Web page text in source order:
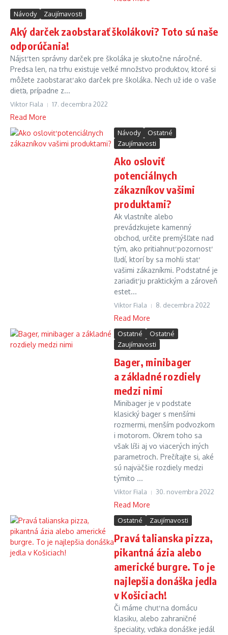
Návody Zaujímavosti
Aký darček zaobstarať školákovi? Toto sú naše
odporúčania!
Nájsť ten správny darček pre školáka je skutočne náročné.
Predsa len, na trhu existuje veľké množstvo produktov, ktoré si
môžete zaobstarať ako darček pre školáka. Nech už ide o vaše
dieťa, prípadne z...
Viktor Fiala 17. decembra 2022
Read More
Návody
Ostatné
Zaujímavosti
Ako osloviť
potenciálnych
zákazníkov vašimi
produktami?
Ak vlastníte alebo
prevádzkujete kamenný
obchod, určite premýšľate nad
tým, ako pritiahnuť pozornosť
ľudí, ktorí by sa mohli stať
vašimi zákazníkmi. Podstatné je
zariadiť ju praktickým a zároveň
estet...
Viktor Fiala 8. decembra 2022
Read More
Ostatné
Ostatné
Zaujímavosti
Bager, minibager
a základné rozdiely
medzi nimi
Minibager je v podstate
klasický bager s menšími
rozmermi, menším podvozkom
i motorom. Okrem toho sa
však líši aj vo viacerých iných
parametroch. Prečítajte si, aké
sú najväčšie rozdiely medzi
týmito ...
Viktor Fiala 30. novembra 2022
Read More
Ostatné Zaujímavosti
Pravá talianska pizza,
pikantná ázia alebo
americké burgre. To je
najlepšia donáška jedla
v Košiciach!
Či máme chuť na domácu
klasiku, alebo zahraničné
špeciality, vďaka donáške jedál